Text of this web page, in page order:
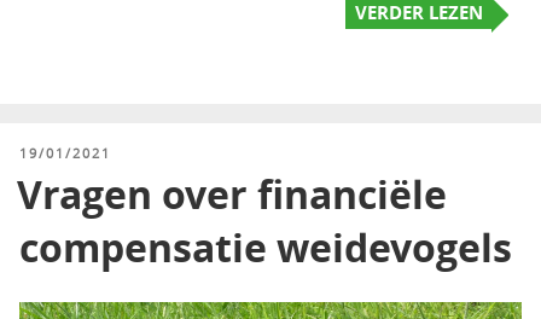
VERDER LEZEN
GEPLAATST
19/01/2021
Vragen over financiële
compensatie weidevogels